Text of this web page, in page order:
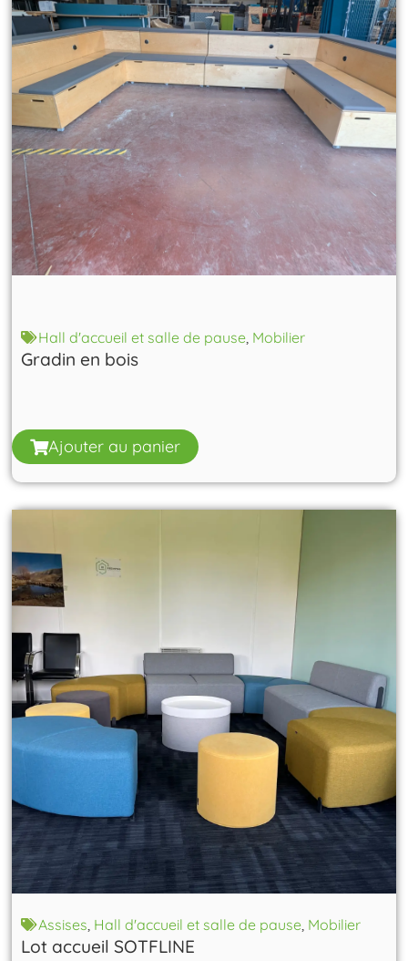
Hall d'accueil et salle de pause, Mobilier
Gradin en bois
Ajouter au panier
Assises Hall d'accueil et salle de pause Mobilier
Lot accueil SOTFLINE